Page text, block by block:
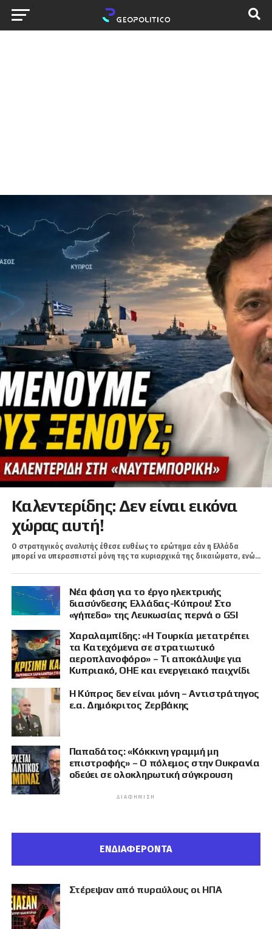
Καλεντερίδης: Δεν είναι εικόνα
χώρας αυτή!
Ο στρατηγικός αναλυτής έθεσε ευθέως το ερώτημα εάν η Ελλάδα
μπορεί να υπερασπιστεί μόνη της τα κυριαρχικά της δικαιώματα, ενώ...
Νέα φάση για το έργο ηλεκτρικής
διασύνδεσης Ελλάδας-Κύπρου! Στο
«γήπεδο» της Λευκωσίας περνά ο GSI
Χαραλαμπίδης: «Η Τουρκία μετατρέπει
τα Κατεχόμενα σε στρατιωτικό
αεροπλανοφόρο» – Τι αποκάλυψε για
Κυπριακό, ΟΗΕ και ενεργειακό παιχνίδι
Η Κύπρος δεν είναι μόνη – Αντιστράτηγος
ε.α. Δημόκριτος Ζερβάκης
Παπαδάτος: «Κόκκινη γραμμή μη
επιστροφής» – Ο πόλεμος στην Ουκρανία
οδεύει σε ολοκληρωτική σύγκρουση
ΔΙΑΦΉΜΙΣΗ
ΕΝΔΙΑΦΕΡΟΝΤΑ
Στέρεψαν από πυραύλους οι ΗΠΑ